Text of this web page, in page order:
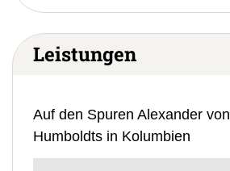
Leistungen
Auf den Spuren Alexander von
Humboldts in Kolumbien